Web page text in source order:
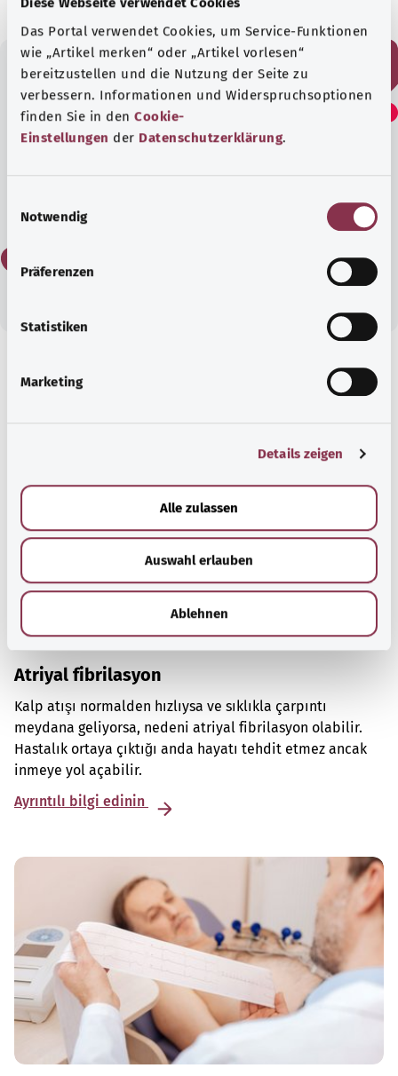
Das Portal verwendet Cookies, um Service-Funktionen
wie „Artikel merken“ oder „Artikel vorlesen“
bereitzustellen und die Nutzung der Seite zu
verbessern. Informationen und Widerspruchsoptionen
finden Sie in den Cookie-
Einstellungen der Datenschutzerklärung.
Notwendig
Präferenzen
Statistiken
Marketing
Details zeigen
Alle zulassen
Auswahl erlauben
Ablehnen
Bu yazıyı faydalı buldunuz
mu?
Kapsamlı bilgi
Atriyal fibrilasyon
Kalp atışı normalden hızlıysa ve sıklıkla çarpıntı
meydana geliyorsa, nedeni atriyal fibrilasyon olabilir.
Hastalık ortaya çıktığı anda hayatı tehdit etmez ancak
inmeye yol açabilir.
Ayrıntılı bilgi edinin